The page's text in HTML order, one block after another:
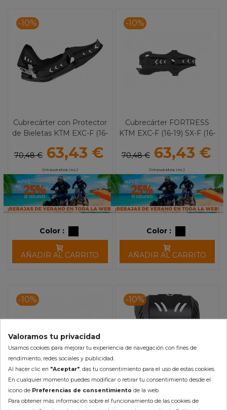
-10%
Cubrecárter con Protector
de Bieletas KTM EXC-F (16-
POLISPORT
70,48 € 63,43 €
(impuestos inc.)
Color :
AÑADIR AL CARRITO
-10%
Cubrecárter FORTRESS
KTM EXC-F (16-19) SX-F (16-
70,48 € 63,43 €
(impuestos inc.)
Color :
AÑADIR AL CARRITO
-10%
Cubrecárter con Protector
-10%
Cubre Cárter PRO KTM /
Valoramos tu privacidad
Usamos cookies para mejorar tu experiencia de navegación con fines de
rendimiento, redes sociales y publicidad.
Al hacer clic en "Aceptar", das tu consentimiento para el uso de estas cookies.
En cualquier momento puedes modificar o retirar tu consentimiento desde el
icono de Preferencias de consentimiento de la web.
Para obtener más información sobre el funcionamiento de las cookies de